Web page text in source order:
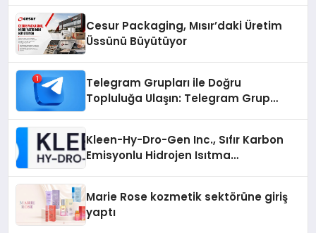
Cesur Packaging, Mısır’daki Üretim
Üssünü Büyütüyor
Telegram Grupları ile Doğru
Topluluğa Ulaşın: Telegram Grup
Kleen-Hy-Dro-Gen Inc., Sıfır Karbon
Emisyonlu Hidrojen Isıtma
Marie Rose kozmetik sektörüne giriş
yaptı